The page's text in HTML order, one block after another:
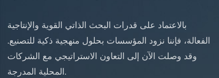
بالاعتماد على قدرات البحث الذاتي القوية والإنتاجية
الفعالة، فإننا نزود المؤسسات بحلول منهجية ذكية للتصنيع.
وقد وصلت الآن إلى التعاون الاستراتيجي مع الشركات
المحلية المدرجة.